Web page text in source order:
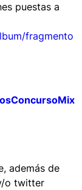
puestas a
fragmento
además de
o twitter